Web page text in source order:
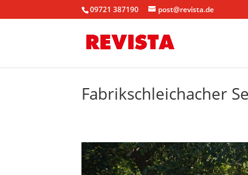
09721 387190 post@revista.de
Fabrikschleichacher